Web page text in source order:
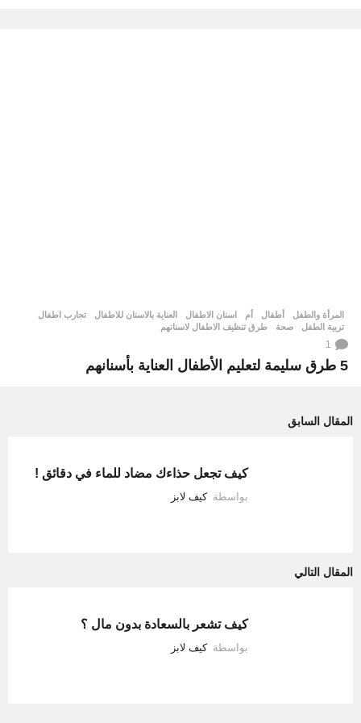
المرأة والطفل أطفال أم ,
اسنان الاطفال ,
العناية بالاسنان للاطفال ,
تجارب اطفال
تربية الطفل
,
صحة ,
طرق تنظيف الاطفال لاسنانهم
1
5 طرق سليمة لتعليم الأطفال العناية بأسنانهم
المقال السابق
كيف تجعل حذاءك مضاد للماء في دقائق !
بواسطة كيف لابز
المقال التالي
كيف تشعر بالسعادة بدون مال ؟
بواسطة كيف لابز